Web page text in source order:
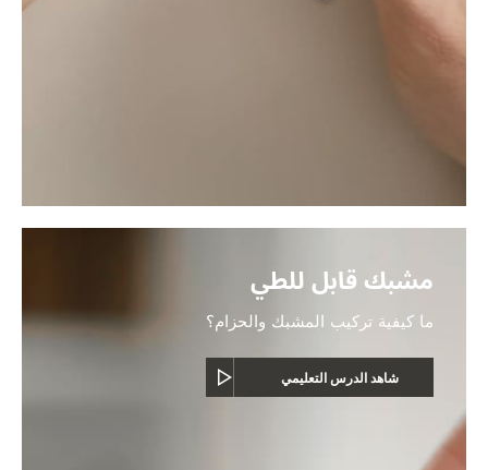
مشبك قابل للطي
ما كيفية تركيب المشبك والحزام؟
شاهد الدرس التعليمي